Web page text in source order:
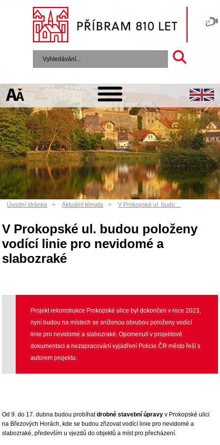
Úvodní stránka Aktuální témata V Prokopské ul. budo…
V Prokopské ul. budou položeny
vodící linie pro nevidomé a
slabozraké
Projekt rekonstrukce Prokopské ulice byl dokončen v roce 2023,
nyní budou na místech se sníženou obrubou položeny vodící
linie pro nevidomé a slabozraké. Opomenutí v projektové
dokumentaci a nezapracování vyjádření Policie ČR město řeší s
autorem projektu.
Od 9. do 17. dubna budou probíhatdrobné stavební úpravy v Prokopské ulici
na Březových Horách, kde se budou zřizovat vodící linie pro nevidomé a
slabozraké, především u vjezdů do objektů a míst pro přecházení.